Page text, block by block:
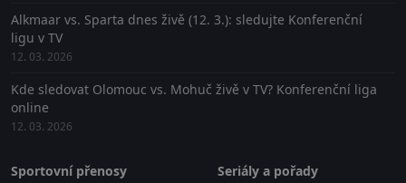
Alkmaar vs. Sparta dnes živě (12. 3.): sledujte Konferenční
ligu v TV
12. 03. 2026
Kde sledovat Olomouc vs. Mohuč živě v TV? Konferenční liga
online
12. 03. 2026
Sportovní přenosy
Seriály a pořady